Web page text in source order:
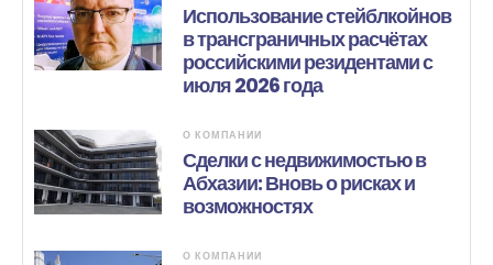
Использование стейблкойнов
в трансграничных расчётах
российскими резидентами с
июля 2026 года
О КОМПАНИИ
Сделки с недвижимостью в
Абхазии: Вновь о рисках и
возможностях
О КОМПАНИИ